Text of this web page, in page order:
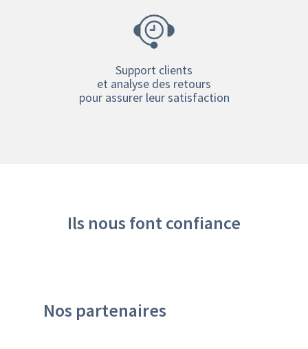
Support clients
et analyse des retours
pour assurer leur satisfaction
Ils nous font confiance
Nos partenaires